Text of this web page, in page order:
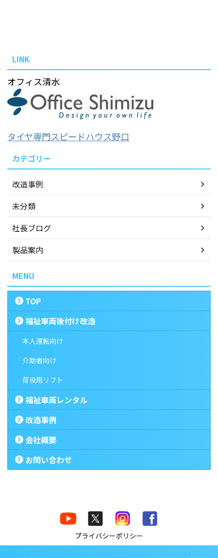
LINK
オフィス清水
タイヤ専門スピードハウス野口
カテゴリー
改造事例
未分類
社長ブログ
製品案内
MENU
TOP
福祉車両後付け改造
本人運転向け
介助者向け
荷役用リフト
福祉車両レンタル
改造事例
会社概要
お問い合わせ
プライバシーポリシー